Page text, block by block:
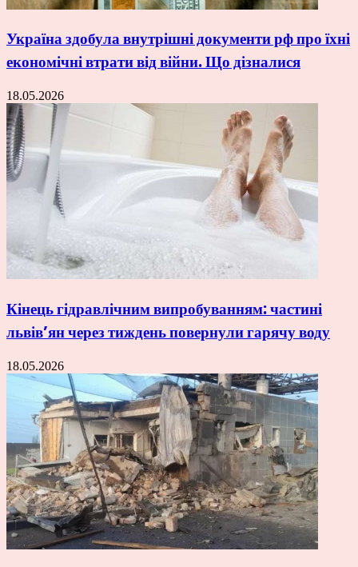
Україна здобула внутрішні документи рф про їхні
економічні втрати від війни. Що дізналися
18.05.2026
Кінець гідравлічним випробуванням: частині
львів’ян через тиждень повернули гарячу воду
18.05.2026